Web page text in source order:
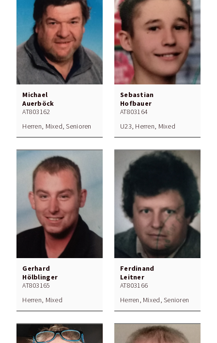
Michael
Auerböck
AT803162
Herren, Mixed, Senioren
Sebastian
Hofbauer
AT803164
U23, Herren, Mixed
Gerhard
Hölblinger
AT803165
Herren, Mixed
Ferdinand
Leitner
AT803166
Herren, Mixed, Senioren